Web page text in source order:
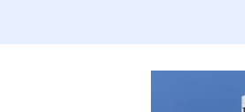
אודות המועצה